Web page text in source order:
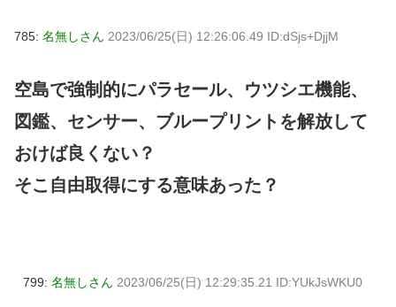
785: 名無しさん 2023/06/25(日) 12:26:06.49 ID:dSjs+DjjM
空島で強制的にパラセール、ウツシエ機能、
図鑑、センサー、ブループリントを解放して
おけば良くない？
そこ自由取得にする意味あった？
799: 名無しさん 2023/06/25(日) 12:29:35.21 ID:YUkJsWKU0